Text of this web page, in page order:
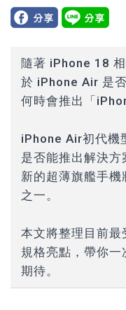
隨著 iPhone 18
於 iPhone Air 是
何時會推出「
iPhone Air初代機
是否能推出解決
新的超薄旗艦手
之一。
本文將整理目前
規格亮點，帶你
期待。